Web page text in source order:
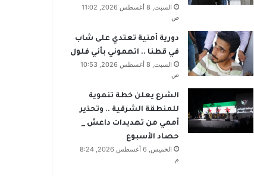
السبت, 8 أغسطس 2026, 11:02
ص
دورية أمنية تعتدي على شاب
في قطنا .. اتهموني بأني فلول
السبت, 8 أغسطس 2026, 10:53
ص
الشرع يعلن خطة تنموية
للمنطقة الشرقية .. وتحذير
أممي من تهديدات داعش _
حصاد الأسبوع
الخميس, 6 أغسطس 2026, 8:24
م